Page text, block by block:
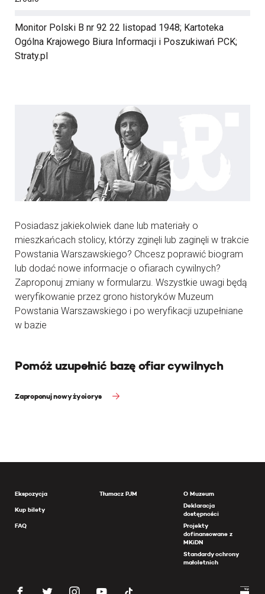
Monitor Polski B nr 92 22 listopad 1948; Kartoteka
Ogólna Krajowego Biura Informacji i Poszukiwań PCK;
Straty.pl
Posiadasz jakiekolwiek dane lub materiały o
mieszkańcach stolicy, którzy zginęli lub zaginęli w trakcie
Powstania Warszawskiego? Chcesz poprawić biogram
lub dodać nowe informacje o ofiarach cywilnych?
Zaproponuj zmiany w formularzu. Wszystkie uwagi będą
weryfikowanie przez grono historyków Muzeum
Powstania Warszawskiego i po weryfikacji uzupełniane
w bazie
Pomóż uzupełnić bazę ofiar cywilnych
Zaproponuj nowy życiorys
Ekspozycja
Kup bilety
FAQ
Tłumacz PJM
O Muzeum
Deklaracja
dostępności
Projekty
dofinansowane z
MKiDN
Standardy ochrony
małoletnich